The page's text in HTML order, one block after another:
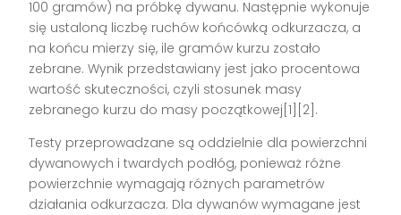
100 gramów) na próbkę dywanu. Następnie wykonuje
się ustaloną liczbę ruchów końcówką odkurzacza, a
na końcu mierzy się, ile gramów kurzu zostało
zebrane. Wynik przedstawiany jest jako procentowa
wartość skuteczności, czyli stosunek masy
zebranego kurzu do masy początkowej[1][2].
Testy przeprowadzane są oddzielnie dla powierzchni
dywanowych i twardych podłóg, ponieważ różne
powierzchnie wymagają różnych parametrów
działania odkurzacza. Dla dywanów wymagane jest